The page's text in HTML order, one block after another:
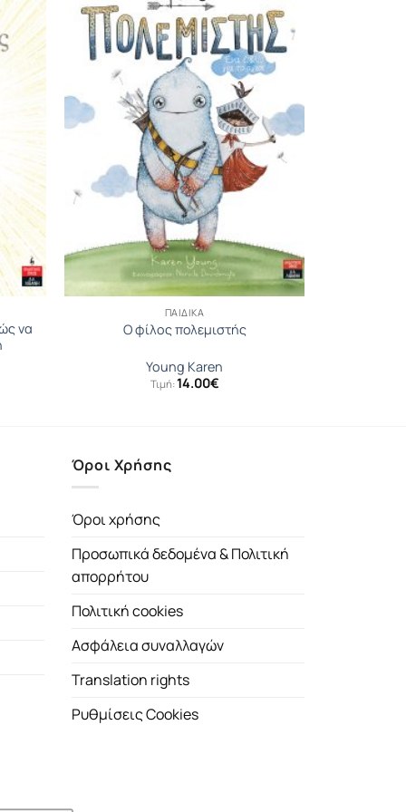
να
ΠΑΙΔΙΚΆ
Ο φίλος πολεμιστής
Young Karen
Τιμή:14.00€
Όροι Χρήσης
Όροι χρήσης
Προσωπικά δεδομένα & Πολιτική
απορρήτου
Πολιτική cookies
Ασφάλεια συναλλαγών
Translation rights
Ρυθμίσεις Cookies